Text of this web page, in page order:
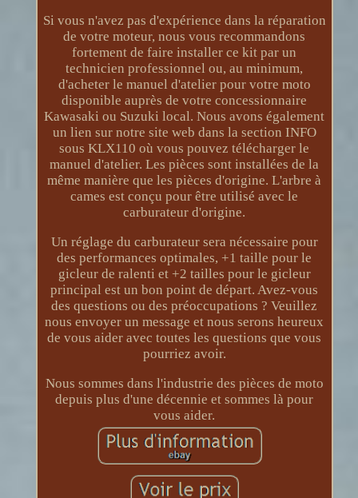
Si vous n'avez pas d'expérience dans la réparation
de votre moteur, nous vous recommandons
fortement de faire installer ce kit par un
technicien professionnel ou, au minimum,
d'acheter le manuel d'atelier pour votre moto
disponible auprès de votre concessionnaire
Kawasaki ou Suzuki local. Nous avons également
un lien sur notre site web dans la section INFO
sous KLX110 où vous pouvez télécharger le
manuel d'atelier. Les pièces sont installées de la
même manière que les pièces d'origine. L'arbre à
cames est conçu pour être utilisé avec le
carburateur d'origine.
Un réglage du carburateur sera nécessaire pour
des performances optimales, +1 taille pour le
gicleur de ralenti et +2 tailles pour le gicleur
principal est un bon point de départ. Avez-vous
des questions ou des préoccupations ? Veuillez
nous envoyer un message et nous serons heureux
de vous aider avec toutes les questions que vous
pourriez avoir.
Nous sommes dans l'industrie des pièces de moto
depuis plus d'une décennie et sommes là pour
vous aider.